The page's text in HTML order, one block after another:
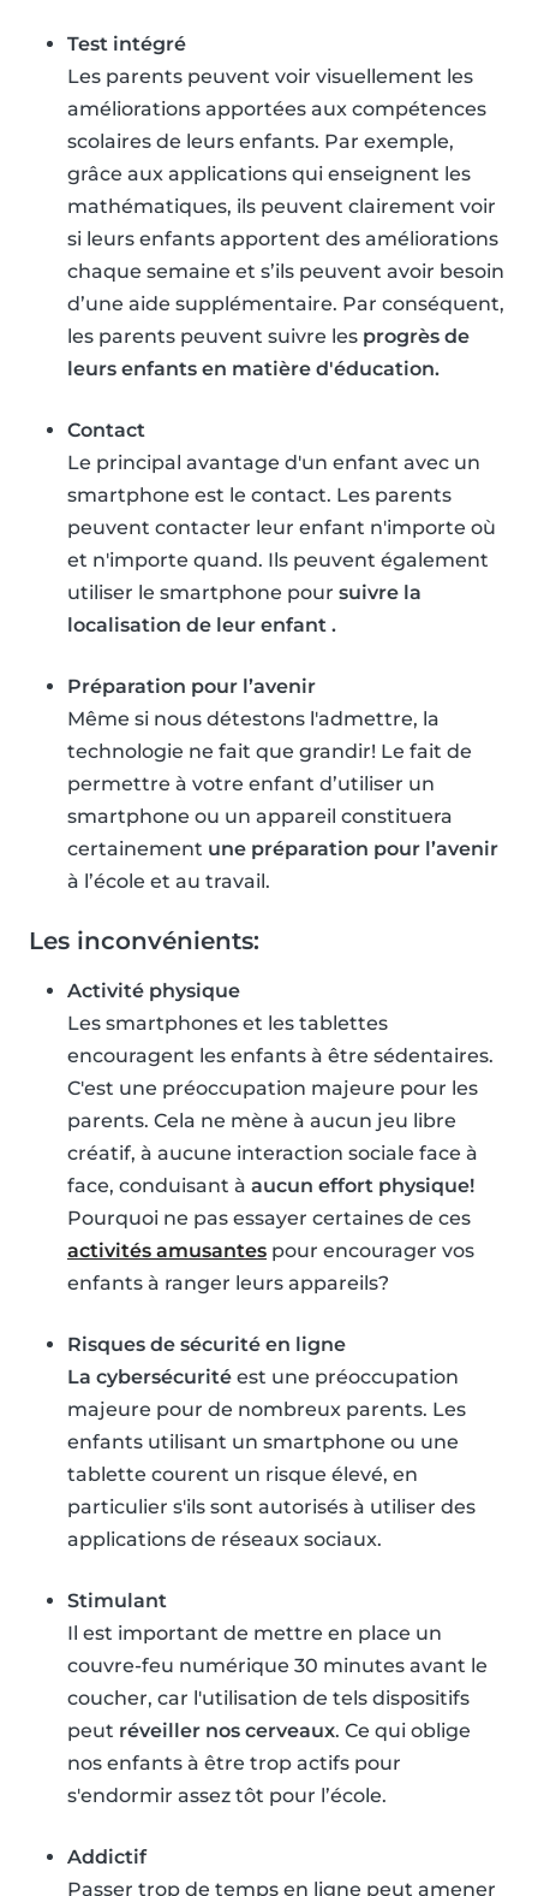
Test intégré
Les parents peuvent voir visuellement les
améliorations apportées aux compétences
scolaires de leurs enfants. Par exemple,
grâce aux applications qui enseignent les
mathématiques, ils peuvent clairement voir
si leurs enfants apportent des améliorations
chaque semaine et s’ils peuvent avoir besoin
d’une aide supplémentaire. Par conséquent,
les parents peuvent suivre les progrès de
leurs enfants en matière d'éducation.
Contact
Le principal avantage d'un enfant avec un
smartphone est le contact. Les parents
peuvent contacter leur enfant n'importe où
et n'importe quand. Ils peuvent également
utiliser le smartphone pour suivre la
localisation de leur enfant .
Préparation pour l’avenir
Même si nous détestons l'admettre, la
technologie ne fait que grandir! Le fait de
permettre à votre enfant d’utiliser un
smartphone ou un appareil constituera
certainement une préparation pour l’avenir
à l’école et au travail.
Les inconvénients:
Activité physique
Les smartphones et les tablettes
encouragent les enfants à être sédentaires.
C'est une préoccupation majeure pour les
parents. Cela ne mène à aucun jeu libre
créatif, à aucune interaction sociale face à
face, conduisant à aucun effort physique!
Pourquoi ne pas essayer certaines de ces
activités amusantes pour encourager vos
enfants à ranger leurs appareils?
Risques de sécurité en ligne
La cybersécurité est une préoccupation
majeure pour de nombreux parents. Les
enfants utilisant un smartphone ou une
tablette courent un risque élevé, en
particulier s'ils sont autorisés à utiliser des
applications de réseaux sociaux.
Stimulant
Il est important de mettre en place un
couvre-feu numérique 30 minutes avant le
coucher, car l'utilisation de tels dispositifs
peut réveiller nos cerveaux. Ce qui oblige
nos enfants à être trop actifs pour
s'endormir assez tôt pour l’école.
Addictif
Passer trop de temps en ligne peut amener